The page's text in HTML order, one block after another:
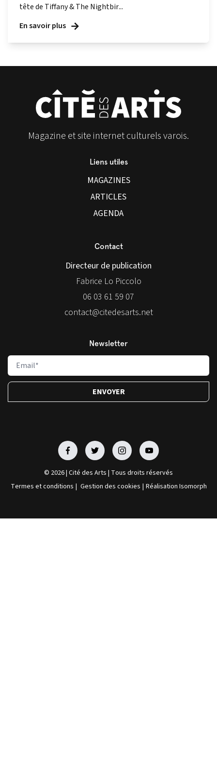
tête de Tiffany & The Nightbir...
En savoir plus
Magazine et site internet culturels varois.
Liens utiles
MAGAZINES
ARTICLES
AGENDA
Contact
Directeur de publication
Fabrice Lo Piccolo
06 03 61 59 07
contact@citedesarts.net
Newsletter
© 2026 | Cité des Arts | Tous droits réservés
Termes et conditions | Gestion des cookies | Réalisation Isomorph
FacebookFacebookFacebookFacebook